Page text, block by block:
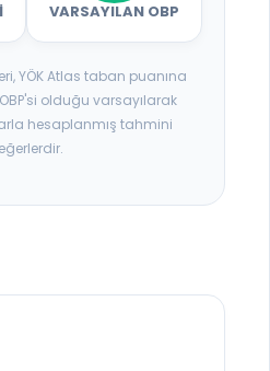
VARSAYILAN OBP
YÖK Atlas taban puanına
olduğu varsayılarak
hesaplanmış tahmini